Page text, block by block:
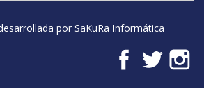
por SaKuRa Informática